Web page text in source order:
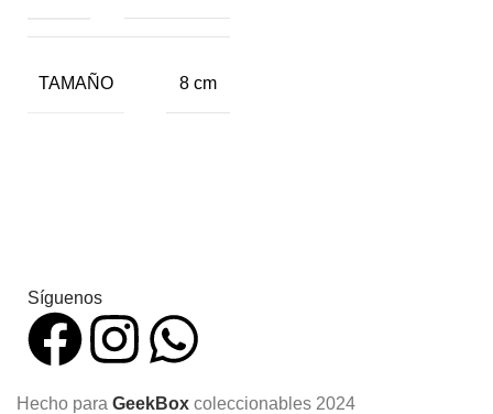
TAMAÑO 8 cm
Síguenos
Hecho para GeekBox coleccionables 2024